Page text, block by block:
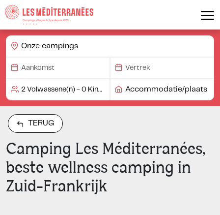
Onze campings
Accommodatie/plaats
TERUG
Camping Les Méditerranées,
beste wellness camping in
Zuid-Frankrijk